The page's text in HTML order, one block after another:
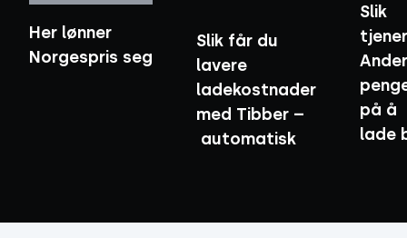
Her lønner
Norgespris seg
Slik får du
lavere
ladekostnader
med Tibber –
automatisk
Slik
tjener
på å
lade